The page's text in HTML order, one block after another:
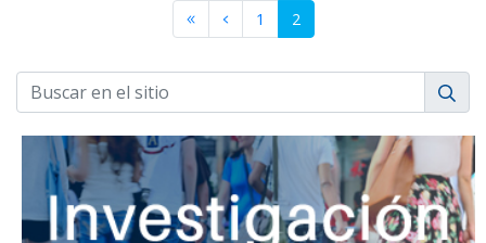
1 2